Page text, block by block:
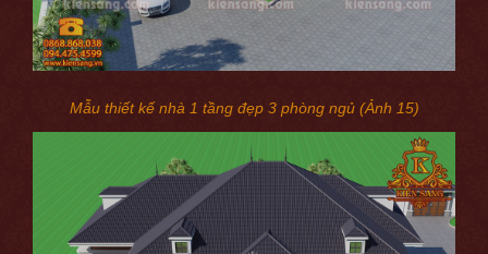
Mẫu thiết kế nhà 1 tầng đẹp 3 phòng ngủ (Ảnh 15)